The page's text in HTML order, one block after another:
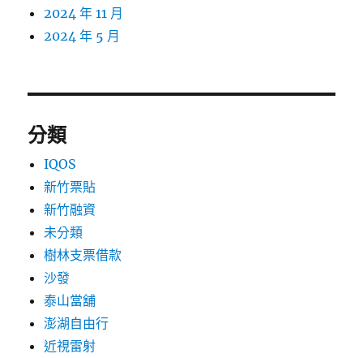
2024 年 11 月
2024 年 5 月
分類
IQOS
新竹票貼
新竹融資
未分類
樹林支票借款
沙發
泰山當舖
澎湖自由行
近視雷射